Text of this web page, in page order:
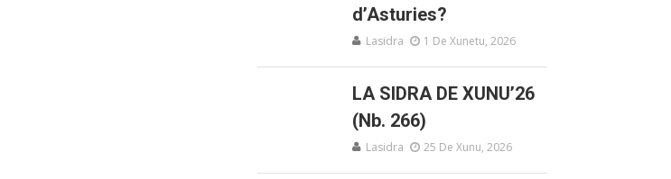
d’Asturies?
Lasidra 1 De Xunetu, 2026
LA SIDRA DE XUNU’26
(Nb. 266)
Lasidra 25 De Xunu, 2026